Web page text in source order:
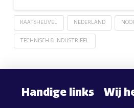
KAATSHEUVEL NEDERLAND
TECHNISCH & INDUSTRIEEL
Handige links Wij